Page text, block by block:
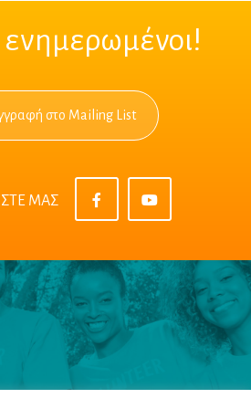
στο Mailing List
ΜΑΣ